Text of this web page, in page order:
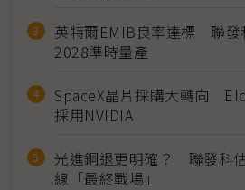
英特爾EMIB良率達標 聯發
2028準時量產
SpaceX晶片採購大轉向
採用NVIDIA
光進銅退更明確？ 聯發科
線「最終戰場」